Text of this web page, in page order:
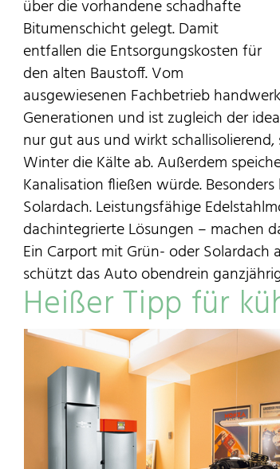
über die vorhandene schadhafte
Bitumenschicht gelegt. Damit
entfallen die Entsorgungskosten für
den alten Baustoff. Vom
ausgewiesenen Fachbetrieb
Generationen und ist zugleich der
nur gut aus und wirkt
Winter die Kälte ab. Außerdem
Kanalisation fließen würde.
Solardach. Leistungsfähige
dachintegrierte Lösungen – machen
Ein Carport mit Grün- oder Solardach
schützt das Auto obendrein
Heißer Tipp für